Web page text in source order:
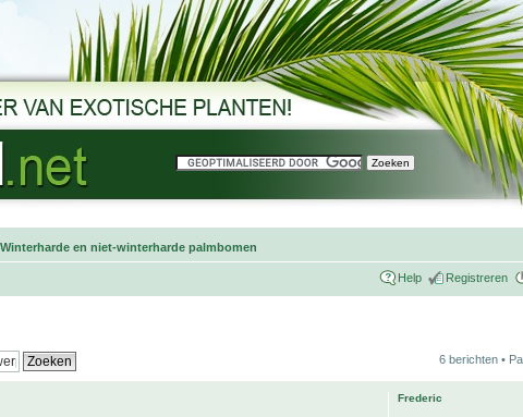
Winterharde en niet-winterharde palmbomen
Help Registreren
6 berichten •
Frederic